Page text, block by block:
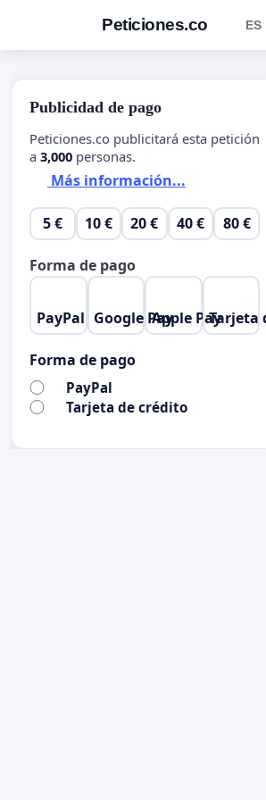
Peticiones.co
Publicidad de pago
Peticiones.co publicitará esta petición
a 3,000 personas.
Más información...
5 € 10 € 20 € 40 € 80 €
Forma de pago
PayPal Google PayApple PayTarjeta
Forma de pago
PayPal
Tarjeta de crédito